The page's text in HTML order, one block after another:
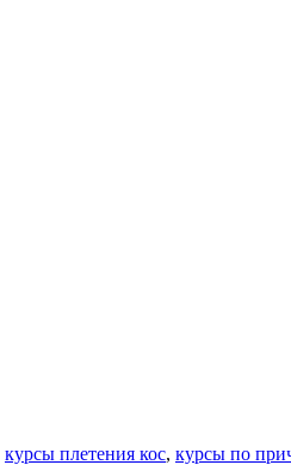
курсы плетения кос, курсы по